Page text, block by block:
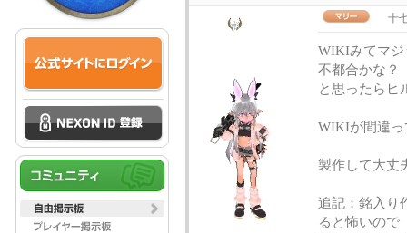
十
WIKIみてマジ
不都合かな？
と思ったらヒ
WIKIが間違っ
製作して大丈
追記；銘入り
ると怖いので